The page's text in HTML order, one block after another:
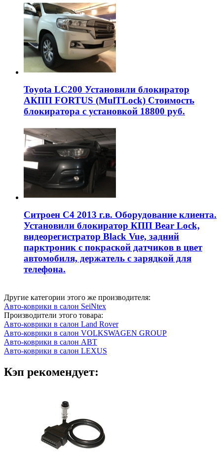
Toyota LC200 Установили блокиратор
АКПП FORTUS (MulTLock) Стоимость
блокиратора с установкой 18800 руб.
Ситроен С4 2013 г.в. Оборудование клиента.
Установили блокиратор КПП Bear Lock,
видеорегистратор Black Vue, задний
парктроник с покраской датчиков в цвет
автомобиля, держатель с зарядкой для
телефона.
Другие категории этого же производителя:
Авто-коврики в салон SeiNtex
Производители этого товара:
Авто-коврики в салон Land Rover
Авто-коврики в салон VOLKSWAGEN GROUP
Авто-коврики в салон ABT
Авто-коврики в салон LEXUS
Кэп рекомендует: